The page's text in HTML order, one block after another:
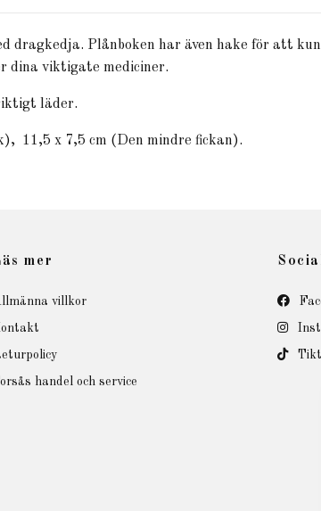
dragkedja. Plånboken har även hake för att
dina viktigate mediciner.
läder.
11,5 x 7,5 cm (Den mindre fickan).
mer
villkor
handel och service